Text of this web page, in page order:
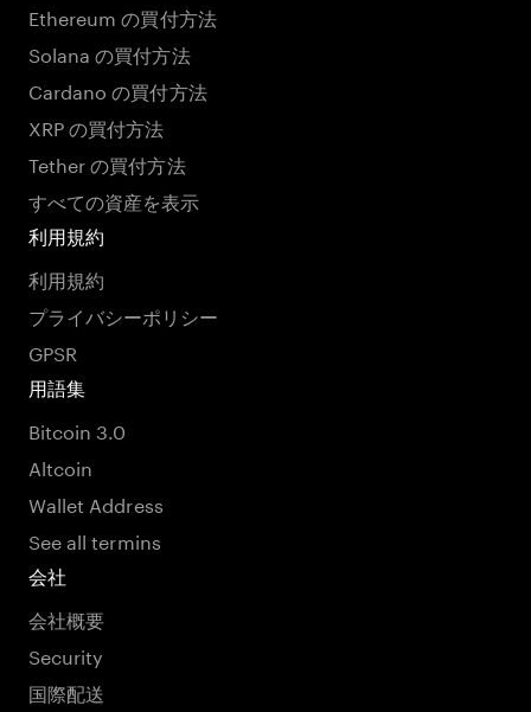
Ethereum の買付方法
Solana の買付方法
Cardano の買付方法
XRP の買付方法
Tether の買付方法
すべての資産を表示
利用規約
利用規約
プライバシーポリシー
GPSR
用語集
Bitcoin 3.0
Altcoin
Wallet Address
See all termins
会社
会社概要
Security
国際配送